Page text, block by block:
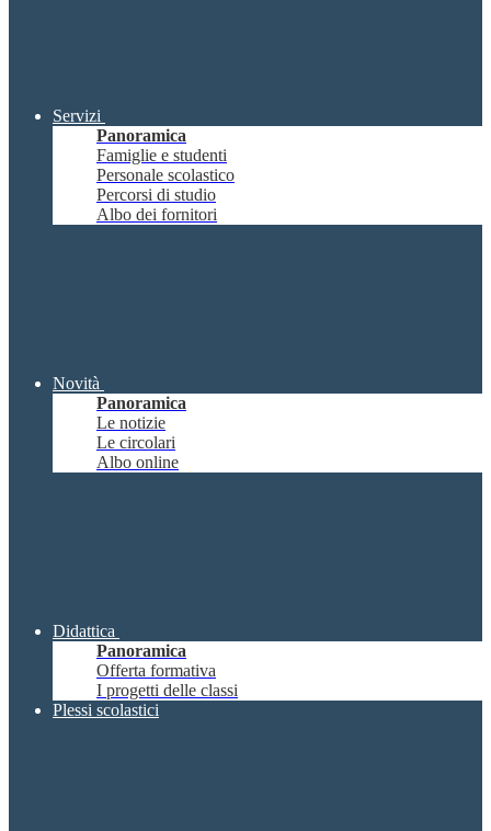
Servizi
Panoramica
Famiglie e studenti
Personale scolastico
Percorsi di studio
Albo dei fornitori
Novità
Panoramica
Le notizie
Le circolari
Albo online
Didattica
Panoramica
Offerta formativa
I progetti delle classi
Plessi scolastici